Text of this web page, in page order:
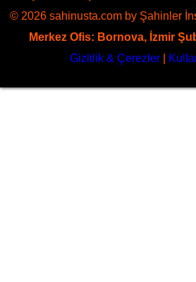
© 2026 sahinusta.com by Şahinler
Merkez Ofis: Bornova, İzmir
Gizlilik & Çerezler